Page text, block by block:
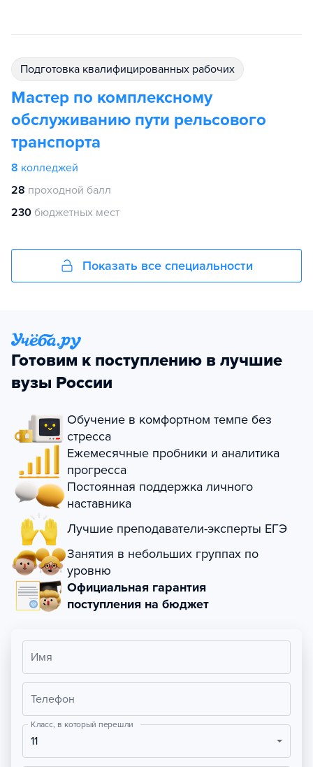
подготовка квалифицированных рабочих
Мастер по комплексному
обслуживанию пути рельсового
транспорта
8 колледжей
28 проходной балл
230 бюджетных мест
Показать все специальности
Готовим к поступлению в лучшие
вузы России
Обучение в комфортном темпе без
стресса
Ежемесячные пробники и аналитика
прогресса
Постоянная поддержка личного
наставника
Лучшие преподаватели-эксперты ЕГЭ
Занятия в небольших группах по
уровню
Официальная гарантия
поступления на бюджет
Имя
Телефон
Класс, в который перешли
11